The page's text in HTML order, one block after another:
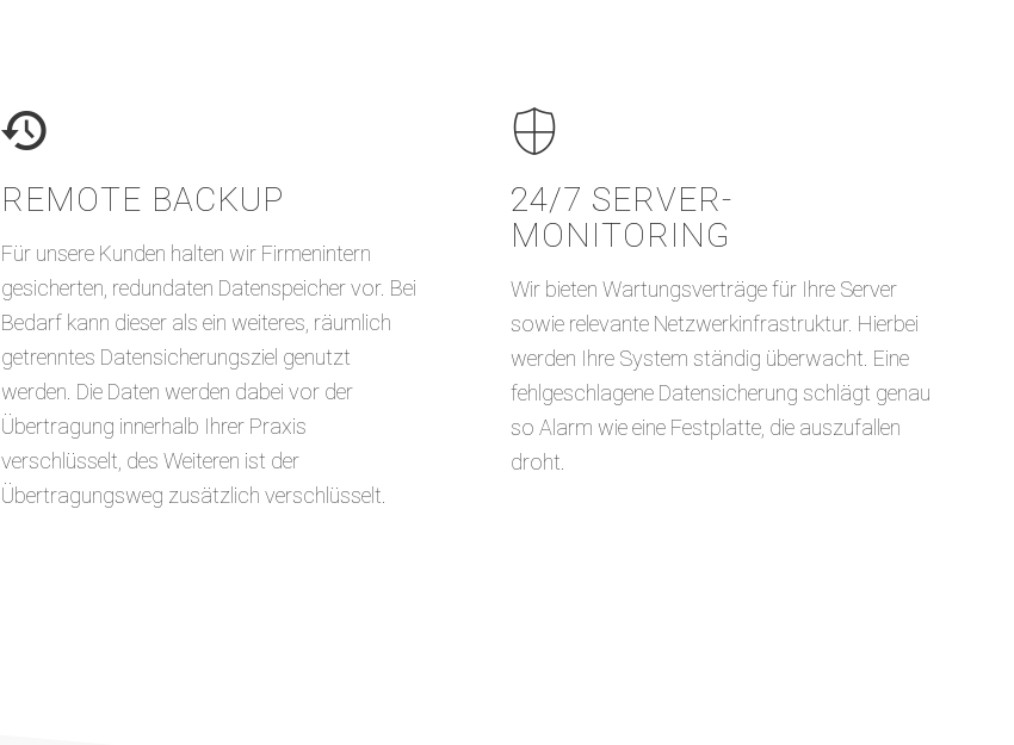
REMOTE BACKUP
Für unsere Kunden halten wir Firmenintern
gesicherten, redundaten Datenspeicher vor. Bei
Bedarf kann dieser als ein weiteres, räumlich
getrenntes Datensicherungsziel genutzt
werden. Die Daten werden dabei vor der
Übertragung innerhalb Ihrer Praxis
verschlüsselt, des Weiteren ist der
Übertragungsweg zusätzlich verschlüsselt.
24/7 SERVER­
MONITORING
Wir bieten Wartungsverträge für Ihre Server
sowie relevante Netzwerkinfrastruktur. Hierbei
werden Ihre System ständig überwacht. Eine
fehlgeschlagene Datensicherung schlägt genau
so Alarm wie eine Festplatte, die auszufallen
droht.